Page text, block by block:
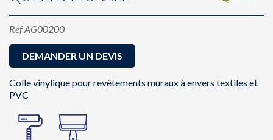
RefAG00200
DEMANDER UN DEVIS
Colle vinylique pour revêtements muraux à envers textiles et
PVC